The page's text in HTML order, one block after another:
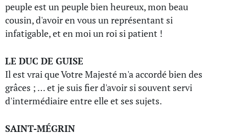
peuple est un peuple bien heureux, mon beau
cousin, d'avoir en vous un représentant si
infatigable, et en moi un roi si patient !
LE DUC DE GUISE
Il est vrai que Votre Majesté m'a accordé bien des
grâces ; … et je suis fier d'avoir si souvent servi
d'intermédiaire entre elle et ses sujets.
SAINT-MÉGRIN